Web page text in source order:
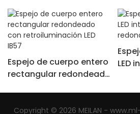
Espejo de cuerpo entero
rectangular redondeado
LED
Copyright © 2026 MEILAN -